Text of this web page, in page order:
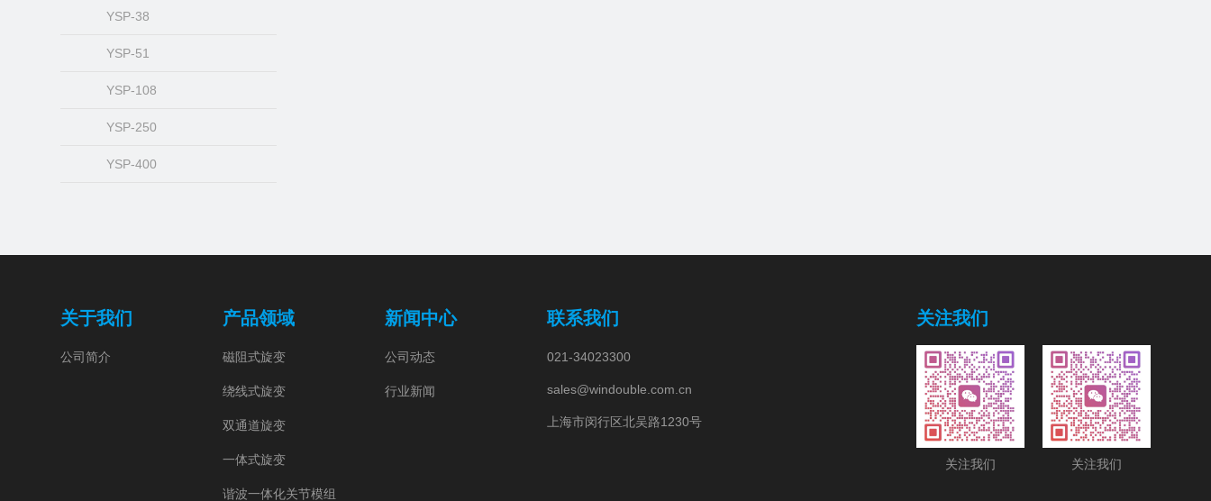
YSP-38
YSP-51
YSP-108
YSP-250
YSP-400
关于我们
公司简介
产品领域
磁阻式旋变
绕线式旋变
双通道旋变
一体式旋变
谐波一体化关节模组
新闻中心
公司动态
行业新闻
联系我们
021-34023300
sales@windouble.com.cn
上海市闵行区北吴路1230号
关注我们
关注我们 关注我们